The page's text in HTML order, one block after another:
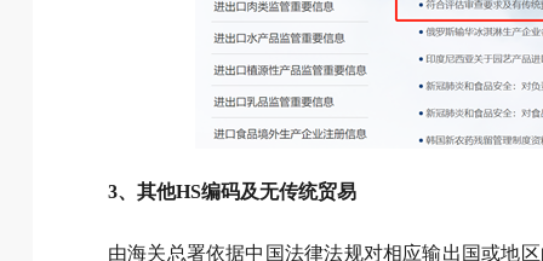
3、其他HS编码及无传统贸易
由海关总署依据中国法律法规对相应输出国或地